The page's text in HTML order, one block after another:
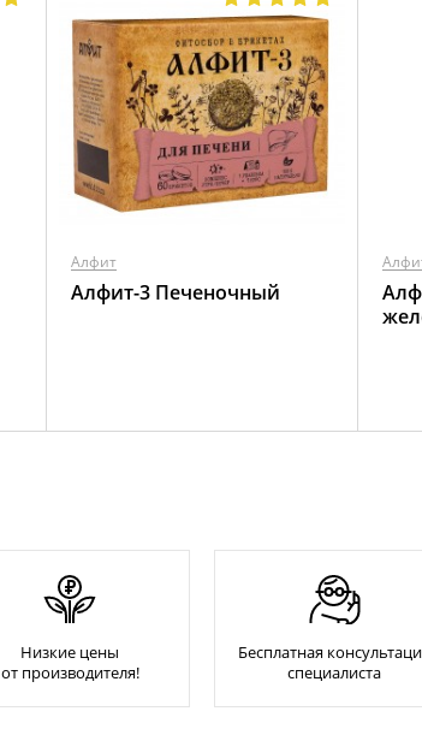
Алфит
Алфит-3 Печеночный
Низкие цены
от производителя!
Бесплатная
специалиста